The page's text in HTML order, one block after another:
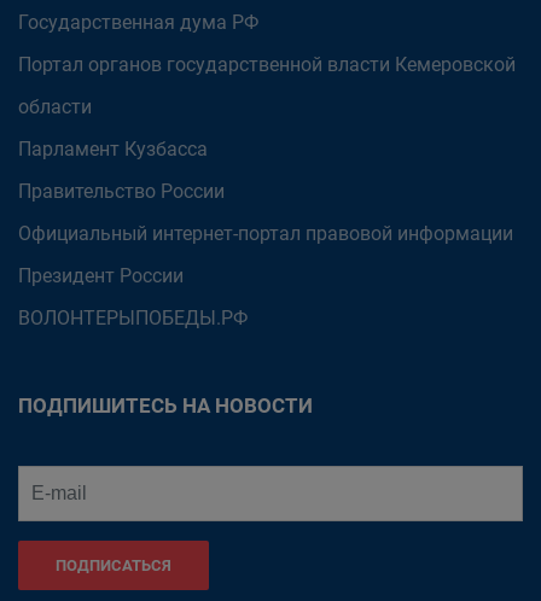
Государственная дума РФ
Портал органов государственной власти Кемеровской
области
Парламент Кузбасса
Правительство России
Официальный интернет-портал правовой информации
Президент России
ВОЛОНТЕРЫПОБЕДЫ.РФ
ПОДПИШИТЕСЬ НА НОВОСТИ
ПОДПИСАТЬСЯ